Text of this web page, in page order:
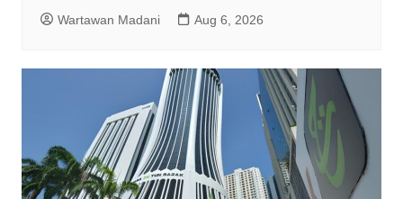
Wartawan Madani Aug 6, 2026